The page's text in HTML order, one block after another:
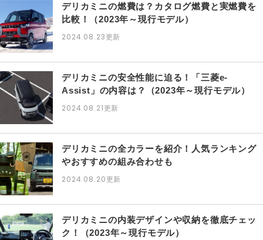
デリカミニの燃費は？カタログ燃費と実燃費を
比較！（2023年～現行モデル）
2024.08.23更新
デリカミニの安全性能に迫る！「三菱e-
Assist」の内容は？（2023年～現行モデル）
2024.08.21更新
デリカミニの全カラーを紹介！人気ランキング
やおすすめの組み合わせも
2024.08.20更新
デリカミニの内装デザインや収納を徹底チェッ
ク！（2023年～現行モデル）